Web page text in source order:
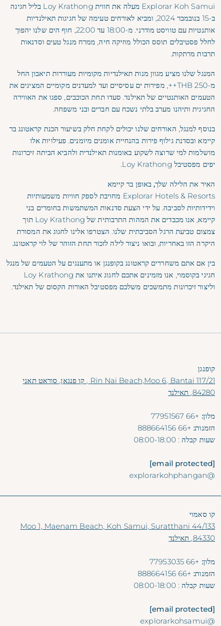
Explorar Koh Samui מעלה את חווית Loy Krathong בליל חגיגה
ב-15 בנובמבר 2024, ומביא לאורחים טעימה של חגיגות תאילנדיות
אותנטיות עם טוויסט מודרני. מ-18:00 עד 22:00, חוף הים שלנו יהפוך
לחלל פסטיבלים תוסס הכולל מוזיקה חיה, ממרח מנגל טעים וסדנאות
תרבות מרתקות.
המנגל שלנו מציע מגוון מנות תאילנדיות מקומיות מעוררות תיאבון החל
מ-250 THB++, מפירות ים עסיסיים ועד למעדנים מקומיים המציגים את
הטעמים האותנטיים של תאילנד. סעדו תחת הכוכבים, ספגו את האווירה
החגיגית ותיהנו מערב בלתי נשכח עם חברים ובני משפחה.
בנוסף למנגל, האורחים שלנו יכולים לקחת חלק בשיעור הכנת קראטונג בר
קיימא ובסדנת גילוף פירות בהנחיית אומנים מיומנים. פעילויות אלו
מושלמות למי שרוצה לשקוע באומנות תאילנדית ולהביא הביתה זיכרונות
יפים מפסטיבל Loy Krathong.
האיר את הלילה שלך, באופן בר קיימא
Explorar Hotels & Resorts מחויבת לספק חוויות משמעותיות
וידידותיות לסביבה. על ידי הצעת סדנאות המשתמשות בחומרים בני
קיימא, אנו מכבדים את המהות התרבותית של Loy Krathong תוך
צמצום טביעת הרגל הסביבתית שלנו. הצטרפו אלינו לחגוג את המסורת
היקרה הזו באחריות, ובואו ניצור לילה לזכור תחת הזוהר של לוי קראטונג.
בין אם אתם משחררים קראטונג בקופנגן או מתענגים על הטעמים של מנגל
חגיגי בקוסמוי, אנו מזמינים אתכם לחגוג איתנו את Loy Krathong
וליצור זיכרונות מתמשכים משלכם מפסטיבל האורות הקסום של תאילנד.
קופנגן
117/21 Rin Nai Beach,Moo 6, Bantai , קו פנגאן, סוראט תאני
84280, תאילנד
מלון: +66 77951567
הזמנות: +66 888664156
שעות קבלה: 08:00-18:00
[email protected]
@explorarkohphangan
קו סאמוי
44/133 Moo 1, Maenam Beach, Koh Samui, Suratthani
84330, תאילנד
מלון: +66 77953035
הזמנות: +66 888664156
שעות קבלה: 08:00-18:00
[email protected]
@explorarkohsamui